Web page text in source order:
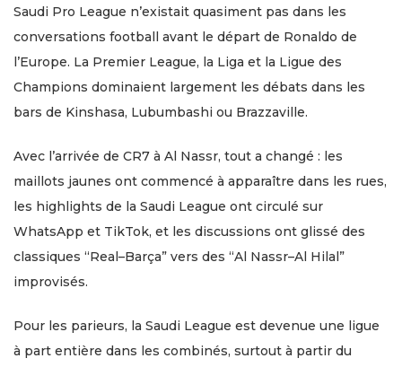
Saudi Pro League n’existait quasiment pas dans les
conversations football avant le départ de Ronaldo de
l’Europe. La Premier League, la Liga et la Ligue des
Champions dominaient largement les débats dans les
bars de Kinshasa, Lubumbashi ou Brazzaville.
Avec l’arrivée de CR7 à Al Nassr, tout a changé : les
maillots jaunes ont commencé à apparaître dans les rues,
les highlights de la Saudi League ont circulé sur
WhatsApp et TikTok, et les discussions ont glissé des
classiques “Real–Barça” vers des “Al Nassr–Al Hilal”
improvisés.
Pour les parieurs, la Saudi League est devenue une ligue
à part entière dans les combinés, surtout à partir du